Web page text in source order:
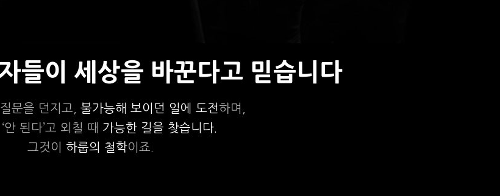
들이 세상을 바꾼다고 믿습니다
문을 던지고, 불가능해 보이던 일에 도전하며,
안 된다’고 외칠 때 가능한 길을 찾습니다.
그것이 하룹의 철학이죠.